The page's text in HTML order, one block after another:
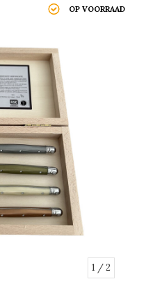
OP VOORRAAD
1 / 2